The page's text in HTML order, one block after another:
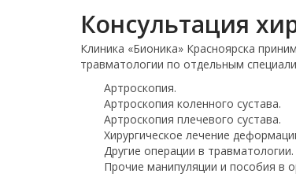
Консультация
Клиника «Бионика» Красноярска
травматологии по отдельным
Артроскопия.
Артроскопия коленного сустава.
Артроскопия плечевого сустава.
Хирургическое лечение
Другие операции в травматологии.
Прочие манипуляции и пособия в